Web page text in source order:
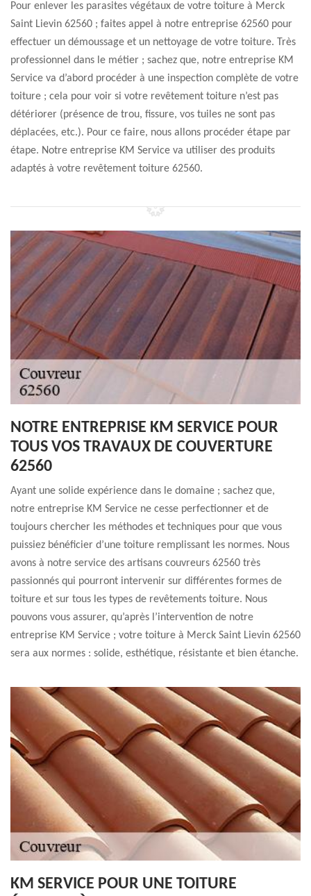
Pour enlever les parasites végétaux de votre toiture à Merck
Saint Lievin 62560 ; faites appel à notre entreprise 62560 pour
effectuer un démoussage et un nettoyage de votre toiture. Très
professionnel dans le métier ; sachez que, notre entreprise KM
Service va d’abord procéder à une inspection complète de votre
toiture ; cela pour voir si votre revêtement toiture n’est pas
détériorer (présence de trou, fissure, vos tuiles ne sont pas
déplacées, etc.). Pour ce faire, nous allons procéder étape par
étape. Notre entreprise KM Service va utiliser des produits
adaptés à votre revêtement toiture 62560.
NOTRE ENTREPRISE KM SERVICE POUR
TOUS VOS TRAVAUX DE COUVERTURE
62560
Ayant une solide expérience dans le domaine ; sachez que,
notre entreprise KM Service ne cesse perfectionner et de
toujours chercher les méthodes et techniques pour que vous
puissiez bénéficier d’une toiture remplissant les normes. Nous
avons à notre service des artisans couvreurs 62560 très
passionnés qui pourront intervenir sur différentes formes de
toiture et sur tous les types de revêtements toiture. Nous
pouvons vous assurer, qu’après l’intervention de notre
entreprise KM Service ; votre toiture à Merck Saint Lievin 62560
sera aux normes : solide, esthétique, résistante et bien étanche.
KM SERVICE POUR UNE TOITURE